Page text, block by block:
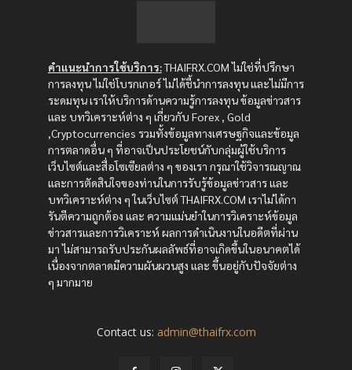
คำแนะนำการใช้บริการ:THAIFRX.COM ไม่ใช่ที่ปรึกษา
การลงทุน ไม่ใช่โบรกเกอร์ ไม่ได้ชี้นำการลงทุน และไม่มีการ
ระดมทุน เราให้บริการด้านความรู้การลงทุน ข้อมูลข่าวสาร
และ บทวิเคราะห์ต่าง ๆ เกี่ยวกับ Forex , Gold
,Cryptocurrencies รวมทั้งข้อมูลทางเศรษฐกิจและข้อมูล
การตลาดอื่น ๆ ที่อาจเป็นประโยชน์กับกลุ่มผู้ใช้บริการ
เว็บไซต์และสื่อโซเซียลต่าง ๆ ของเรา กรุณาใช้วิจารณญาณ
และการตัดสินใจของท่านในการรับรู้ข้อมูลข่าวสาร และ
บทวิเคราะห์ต่าง ๆ ในเว็บไซต์ THAIFRX.COM เราไม่ได้กา
รันตีความถูกต้อง และ ความแม่นยำในการวิเคราะห์ข้อมูล
ข่าวสารและการวิเคราะห์ ผลการดำเนินงานในอดีตที่ผ่าน
มา ไม่สามารถรับประกันผลลัพธ์ที่อาจเกิดขึ้นในอนาคตได้
เนื่องจากตลาดมีความผันผวนสูง และ ขึ้นอยู่กับปัจจัยต่าง
ๆ มากมาย
Contact us: admin@thaifrx.com